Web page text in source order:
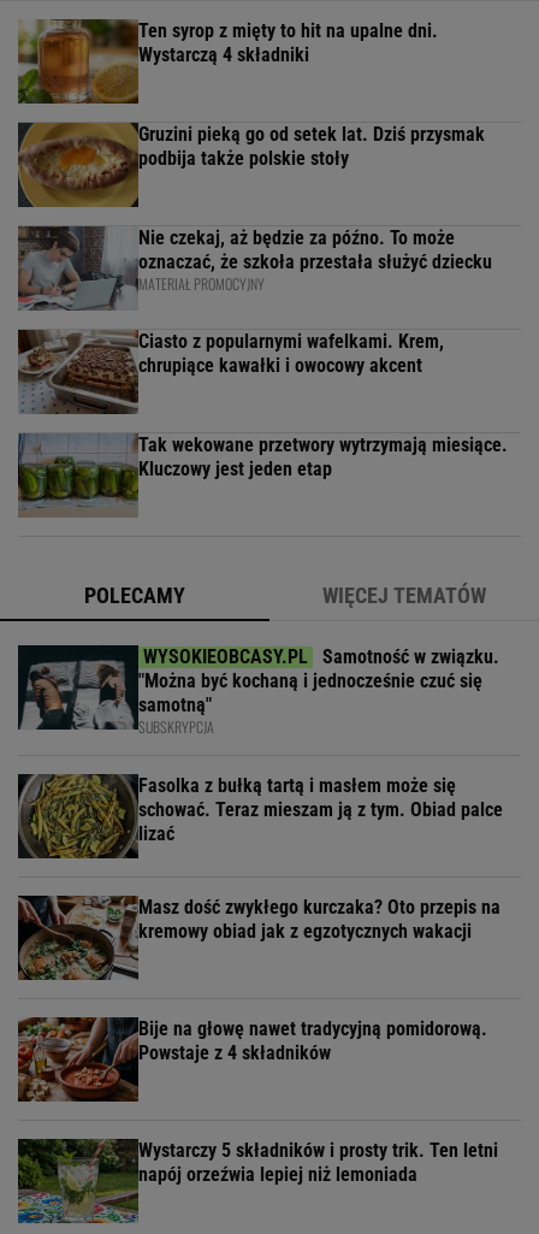
Ten syrop z mięty to hit na upalne dni.
Wystarczą 4 składniki
Gruzini pieką go od setek lat. Dziś przysmak
podbija także polskie stoły
Nie czekaj, aż będzie za późno. To może
oznaczać, że szkoła przestała służyć dziecku
MATERIAŁ PROMOCYJNY
Ciasto z popularnymi wafelkami. Krem,
chrupiące kawałki i owocowy akcent
Tak wekowane przetwory wytrzymają miesiące.
Kluczowy jest jeden etap
POLECAMY WIĘCEJ TEMATÓW
Samotność w związku.
"Można być kochaną i jednocześnie czuć się
samotną"
SUBSKRYPCJA
Fasolka z bułką tartą i masłem może się
schować. Teraz mieszam ją z tym. Obiad palce
lizać
Masz dość zwykłego kurczaka? Oto przepis na
kremowy obiad jak z egzotycznych wakacji
Bije na głowę nawet tradycyjną pomidorową.
Powstaje z 4 składników
Wystarczy 5 składników i prosty trik. Ten letni
napój orzeźwia lepiej niż lemoniada